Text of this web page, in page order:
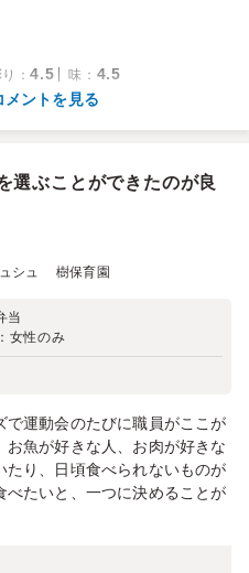
：4.5 味 ： 4.5
メントを見る
選ぶことができたのが良
ュシュ 樹保育園
当
女性のみ
運動会のたびに職員がここが
魚が好きな人、お肉が好きな
たり、日頃食べられないものが
べたいと、一つに決めることが